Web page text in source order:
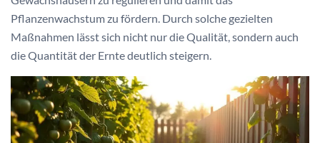
Pflanzenwachstum zu fördern. Durch solche gezielten
Maßnahmen lässt sich nicht nur die Qualität, sondern auch
die Quantität der Ernte deutlich steigern.